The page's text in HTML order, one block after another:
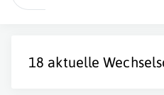
18 aktuelle